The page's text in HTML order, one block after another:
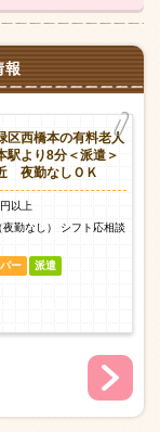
報
区西橋本の有料老人
駅より8分＜派遣＞
夜勤なしＯＫ
以上
夜勤なし） シフト応相談
ー 派遣